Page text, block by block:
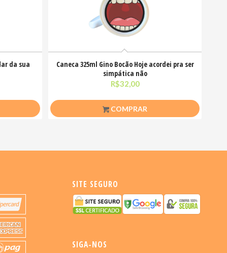
da sua
Caneca 325ml Gino Bocão Hoje acordei pra ser
simpática não
R$32,00
COMPRAR
SITE SEGURO
SIGA-NOS